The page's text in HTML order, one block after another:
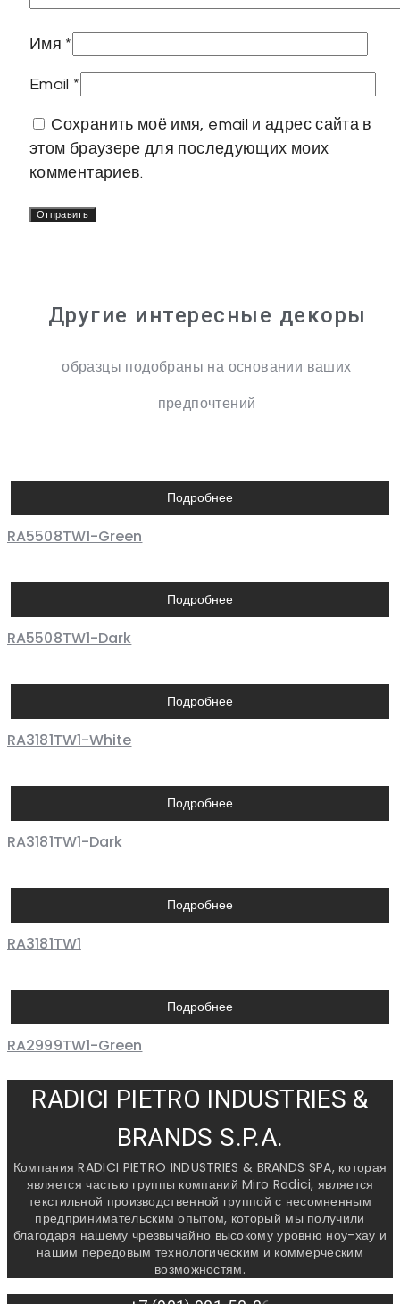
Имя *
Email *
Сохранить моё имя, email и адрес сайта в
этом браузере для последующих моих
комментариев.
Другие интересные декоры
образцы подобраны на основании ваших
предпочтений
Подробнее
RA5508TW1-Green
Подробнее
RA5508TW1-Dark
Подробнее
RA3181TW1-White
Подробнее
RA3181TW1-Dark
Подробнее
RA3181TW1
Подробнее
RA2999TW1-Green
RADICI PIETRO INDUSTRIES &
BRANDS S.P.A.
Компания RADICI PIETRO INDUSTRIES & BRANDS SPA, которая
является частью группы компаний Miro Radici, является
текстильной производственной группой с несомненным
предпринимательским опытом, который мы получили
благодаря нашему чрезвычайно высокому уровню ноу-хау и
нашим передовым технологическим и коммерческим
возможностям.